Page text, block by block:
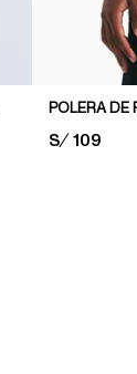
POLERA DE
PRICE:
S/ 109